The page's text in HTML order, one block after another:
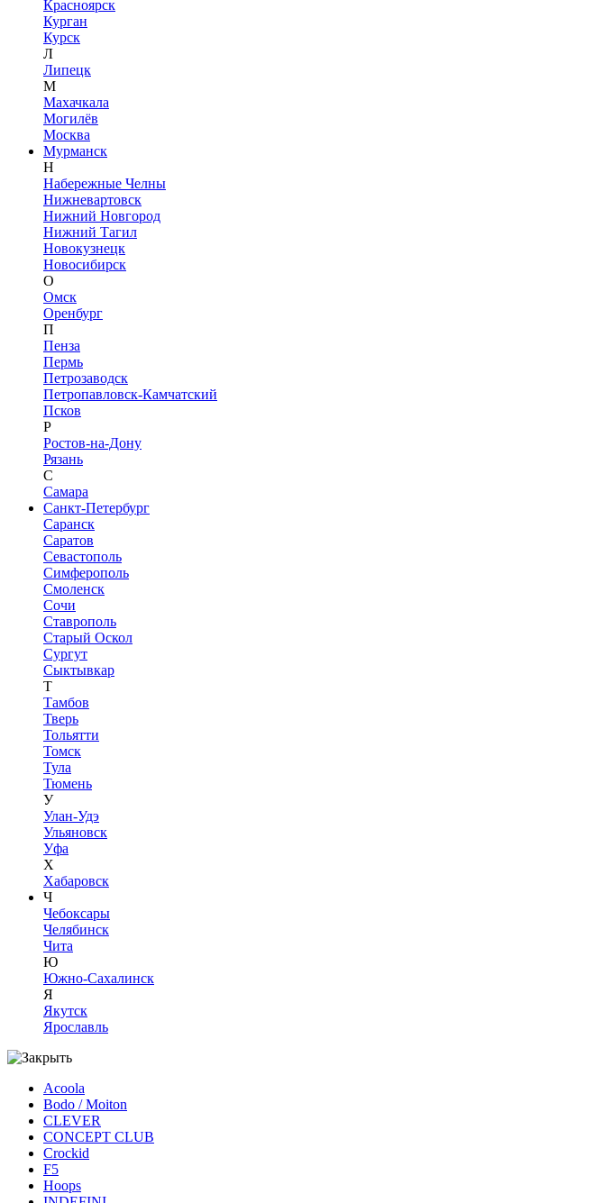
Красноярск
Курган
Курск
Л
Липецк
М
Махачкала
Могилёв
Москва
Мурманск
Н
Набережные Челны
Нижневартовск
Нижний Новгород
Нижний Тагил
Новокузнецк
Новосибирск
О
Омск
Оренбург
П
Пенза
Пермь
Петрозаводск
Петропавловск-Камчатский
Псков
Р
Ростов-на-Дону
Рязань
С
Самара
Санкт-Петербург
Саранск
Саратов
Севастополь
Симферополь
Смоленск
Сочи
Ставрополь
Старый Оскол
Сургут
Сыктывкар
Т
Тамбов
Тверь
Тольятти
Томск
Тула
Тюмень
У
Улан-Удэ
Ульяновск
Уфа
Х
Хабаровск
Ч
Чебоксары
Челябинск
Чита
Ю
Южно-Сахалинск
Я
Якутск
Ярославль
Acoola
Bodo / Moiton
CLEVER
CONCEPT CLUB
Crockid
F5
Hoops